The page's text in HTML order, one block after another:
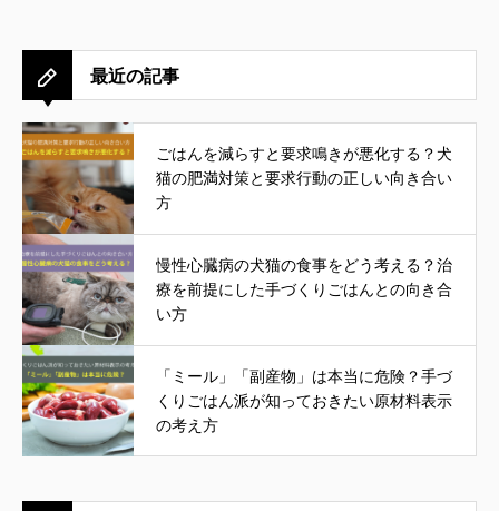
最近の記事
ごはんを減らすと要求鳴きが悪化する？犬
猫の肥満対策と要求行動の正しい向き合い
方
慢性心臓病の犬猫の食事をどう考える？治
療を前提にした手づくりごはんとの向き合
い方
「ミール」「副産物」は本当に危険？手づ
くりごはん派が知っておきたい原材料表示
の考え方